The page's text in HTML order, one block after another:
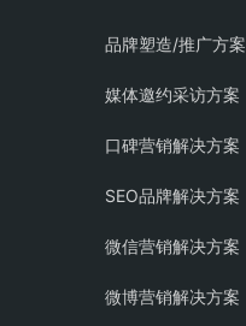
品牌塑造/推广方案
媒体邀约采访方案
口碑营销解决方案
SEO品牌解决方案
微信营销解决方案
微博营销解决方案